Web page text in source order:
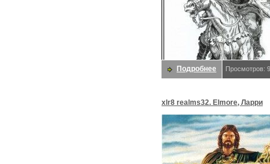
Подробнее Просмотров:
xlr8 realms32. Elmore, Ларри